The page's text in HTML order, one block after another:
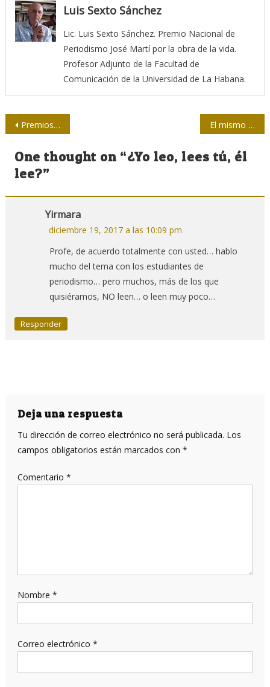
Luis Sexto Sánchez
Lic. Luis Sexto Sánchez. Premio Nacional de
Periodismo José Martí por la obra de la vida.
Profesor Adjunto de la Facultad de
Comunicación de la Universidad de La Habana.
Navegación
de
entradas
Premios del 39 Festival del Nuevo Cine Latinoamericano El mismo “mismo” que mal usamos
One thought on “¿Yo leo, lees tú, él
lee?”
Yirmara
diciembre 19, 2017 a las 10:09 pm
Profe, de acuerdo totalmente con usted… hablo
mucho del tema con los estudiantes de
periodismo… pero muchos, más de los que
quisiéramos, NO leen… o leen muy poco…
Responder
Deja una respuesta
Tu dirección de correo electrónico no será publicada. Los
campos obligatorios están marcados con *
Comentario *
Nombre *
Correo electrónico *